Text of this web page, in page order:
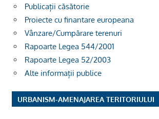
Publicații căsătorie
Proiecte cu finantare europeana
Vânzare/Cumpărare terenuri
Rapoarte Legea 544/2001
Rapoarte Legea 52/2003
Alte informații publice
URBANISM-AMENAJAREA TERITORIULUI